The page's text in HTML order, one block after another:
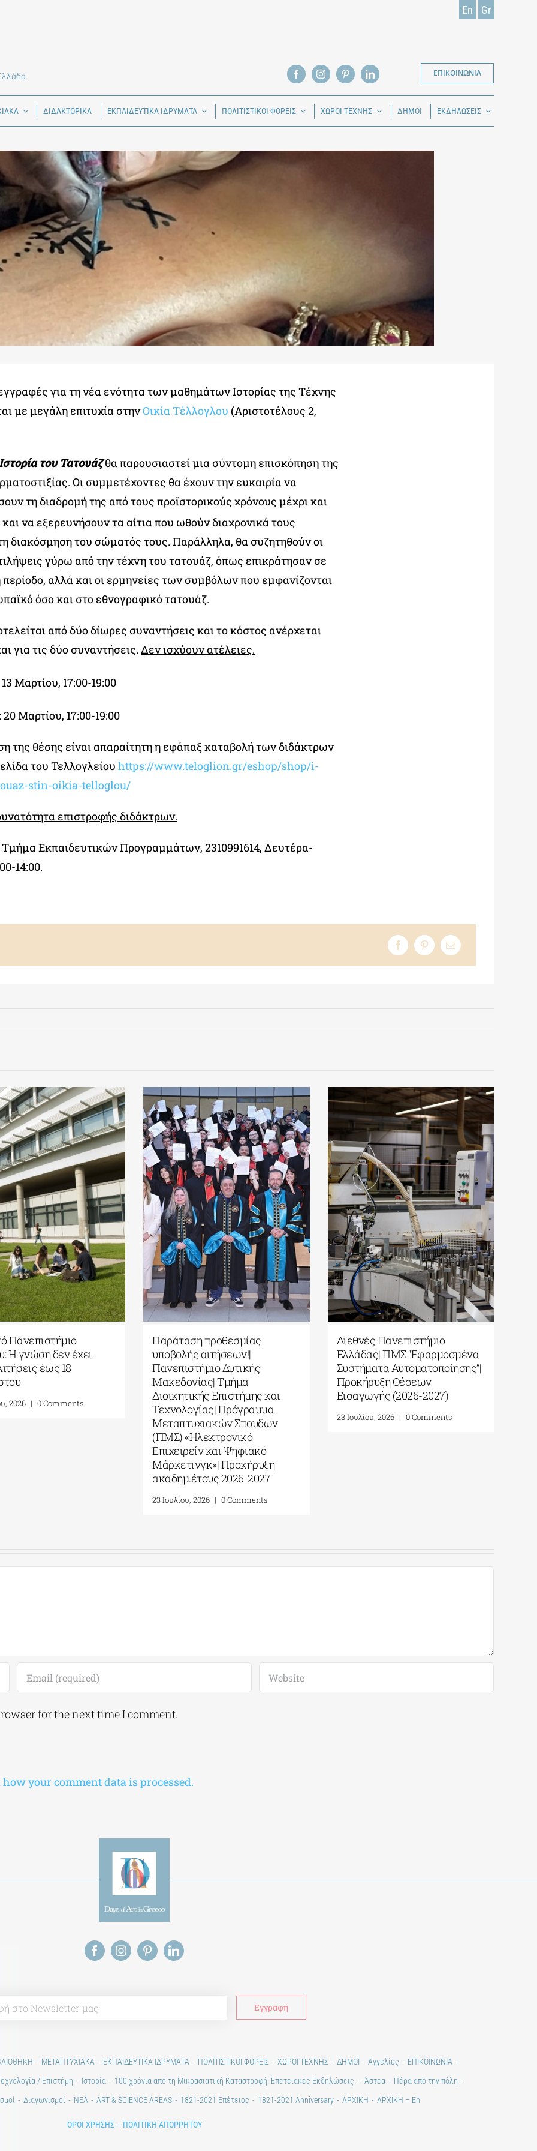
En Gr
ΕΠΙΚΟΙΝΩΝΙΑ
ΔΙΔΑΚΤΟΡΙΚΑ ΕΚΠΑΙΔΕΥΤΙΚΑ ΙΔΡΥΜΑΤΑ ΠΟΛΙΤΙΣΤΙΚΟΙ ΦΟΡΕΙΣ ΧΩΡΟΙ ΤΕΧΝΗΣ ΔΗΜΟΙ ΕΚΔΗΛΩΣΕΙΣ
για τη νέα ενότητα των μαθημάτων Ιστορίας της Τέχνης
με μεγάλη επιτυχία στηνΟικία Τέλλογλου (Αριστοτέλους 2,
του Τατουάζθα παρουσιαστεί μια σύντομη επισκόπηση της
Οι συμμετέχοντες θα έχουν την ευκαιρία να
τη διαδρομή της από τους προϊστορικούς χρόνους μέχρι και
να εξερευνήσουν τα αίτια που ωθούν διαχρονικά τους
διακόσμηση του σώματός τους. Παράλληλα, θα συζητηθούν οι
γύρω από την τέχνη του τατουάζ, όπως επικράτησαν σε
περίοδο, αλλά και οι ερμηνείες των συμβόλων που εμφανίζονται
όσο και στο εθνογραφικό τατουάζ.
από δύο δίωρες συναντήσεις και το κόστος ανέρχεται
για τις δύο συναντήσεις. Δεν ισχύουν ατέλειες.
13 Μαρτίου, 17:00-19:00
20 Μαρτίου, 17:00-19:00
της θέσης είναι απαραίτητη η εφάπαξ καταβολή των διδάκτρων
του Τελλογλείου https://www.teloglion.gr/eshop/shop/i-
stin-oikia-telloglou/
επιστροφής διδάκτρων.
Εκπαιδευτικών Προγραμμάτων, 2310991614, Δευτέρα-
14:00.
Διεθνές Πανεπιστήμιο
Ελλάδας| ΠΜΣ “Εφαρμοσμένα
Συστήματα Αυτοματοποίησης”|
Προκήρυξη Θέσεων
Εισαγωγής (2026-2027)
0 Comments
ΠΜΣ «Μουσική Εκπαίδευση σε
Τυπικά και Άτυπα
Περιβάλλοντα» από το ΕΚΠΑ
4 Αυγούστου, 2026 0 Comments
Ανοικτό
Κύπρου: Η γνώση δεν
όρια!| Αιτήσεις έως 18
Αυγούστου
24 Ιουλίου, 2026
for the next time I comment.
your comment data is processed.
ΜΕΤΑΠΤΥΧΙΑΚΑ ΕΚΠΑΙΔΕΥΤΙΚΑ ΙΔΡΥΜΑΤΑ ΠΟΛΙΤΙΣΤΙΚΟΙ ΦΟΡΕΙΣ ΧΩΡΟΙ ΤΕΧΝΗΣ ΔΗΜΟΙ Αγγελίες
ΕΠΙΚΟΙΝΩΝΙΑ
/ Επιστήμη Ιστορία 100 χρόνια από τη Μικρασιατική Καταστροφή. Επετειακές Εκδηλώσεις. Άστεα
Πέρα από την πόλη
Διαγωνισμοί ΝΕΑ ART & SCIENCE AREAS 1821-2021 Επέτειος 1821-2021 Anniversary ΑΡΧΙΚΗ ΑΡΧΙΚΗ – En
ΟΡΟΙ ΧΡΗΣΗΣ– ΠΟΛΙΤΙΚΗ ΑΠΟΡΡΗΤΟΥ